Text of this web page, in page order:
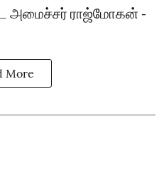
அமைச்சர் ராஜ்மோகன் -
More